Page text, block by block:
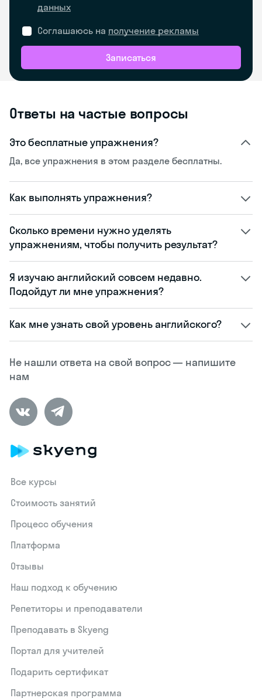
данных
Соглашаюсь на получение рекламы
Записаться
Ответы на частые вопросы
Не нашли ответа на свой вопрос — напишите
нам
Это бесплатные упражнения?
Да, все упражнения в этом разделе бесплатны.
Как выполнять упражнения?
Сколько времени нужно уделять
упражнениям, чтобы получить результат?
Я изучаю английский совсем недавно.
Подойдут ли мне упражнения?
Как мне узнать свой уровень английского?
Все курсы
Стоимость занятий
Процесс обучения
Платформа
Отзывы
Наш подход к обучению
Репетиторы и преподаватели
Преподавать в Skyeng
Портал для учителей
Подарить сертификат
Партнерская программа